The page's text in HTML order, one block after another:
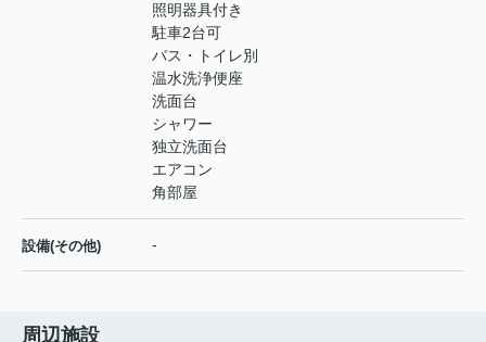
照明器具付き
駐車2台可
バス・トイレ別
温水洗浄便座
洗面台
シャワー
独立洗面台
エアコン
角部屋
設備(その他) -
周辺施設